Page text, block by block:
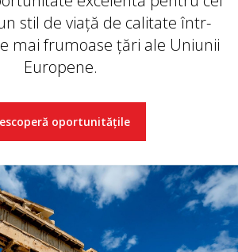
stil de viață de calitate într-
mai frumoase țări ale Uniunii
Europene.
oportunitățile